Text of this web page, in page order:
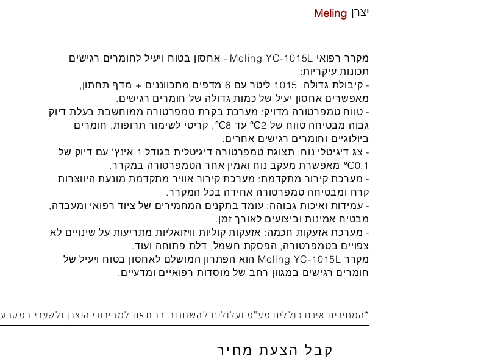
Meling יצרן
מקרר רפואי Meling YC-1015L - אחסון בטוח ויעיל לחומרים רגישים
תכונות עיקריות:
- קיבולת גדולה: 1015 ליטר עם 6 מדפים מתכווננים + מדף תחתון,
מאפשרים אחסון יעיל של כמות גדולה של חומרים רגישים.
- טווח טמפרטורה מדויק: מערכת בקרת טמפרטורה ממוחשבת בעלת דיוק
גבוה מבטיחה טווח של 2℃ עד 8℃, קריטי לשימור תרופות, חומרים
ביולוגיים וחומרים רגישים אחרים.
- צג דיגיטלי נוח: תצוגת טמפרטורה דיגיטלית בגודל 1 אינץ' עם דיוק של
0.1℃ מאפשרת מעקב נוח ואמין אחר הטמפרטורה במקרר.
- מערכת קירור מתקדמת: מערכת קירור אוויר מתקדמת מונעת היווצרות
קרח ומבטיחה טמפרטורה אחידה בכל המקרר.
- עמידות ואיכות גבוהה: עומד בתקנים המחמירים של ציוד רפואי ומעבדה,
מבטיח אמינות וביצועים לאורך זמן.
- מערכת אזעקות חכמה: אזעקות קוליות וויזואליות מתריעות על שינויים לא
צפויים בטמפרטורה, הפסקת חשמל, דלת פתוחה ועוד.
מקרר Meling YC-1015L הוא הפתרון המושלם לאחסון בטוח ויעיל של
חומרים רגישים במגוון רחב של מוסדות רפואיים ומדעיים.
*המחירים אינם כוללים מע"מ ועלולים להשתנות בהתאם למחירוני היצרן ולשערי המטבע
קבל הצעת מחיר